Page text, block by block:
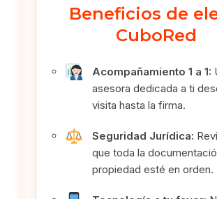
Beneficios de
CuboRed
Acompañamiento 1 a 1:
asesora dedicada a ti
visita hasta la firma.
Seguridad Jurídica:
que toda la
propiedad esté en orden.